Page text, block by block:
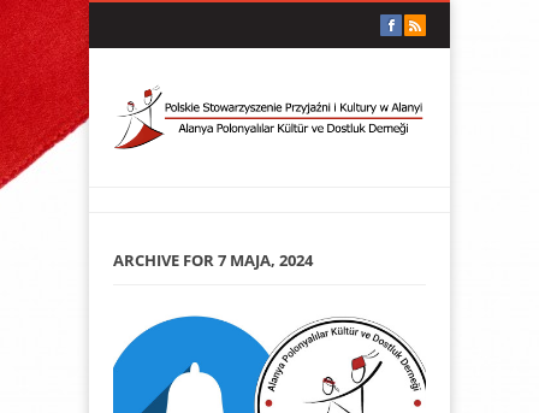
ARCHIVE FOR 7 MAJA, 2024